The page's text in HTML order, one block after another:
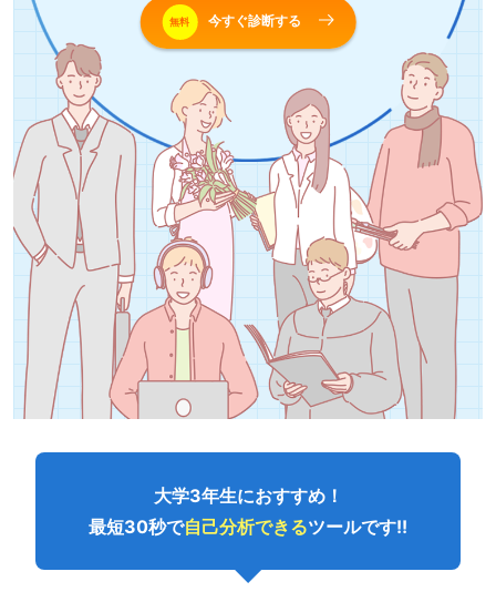
無料 今すぐ診断する
大学3年生におすすめ！
最短30秒で自己分析できるツールです!!